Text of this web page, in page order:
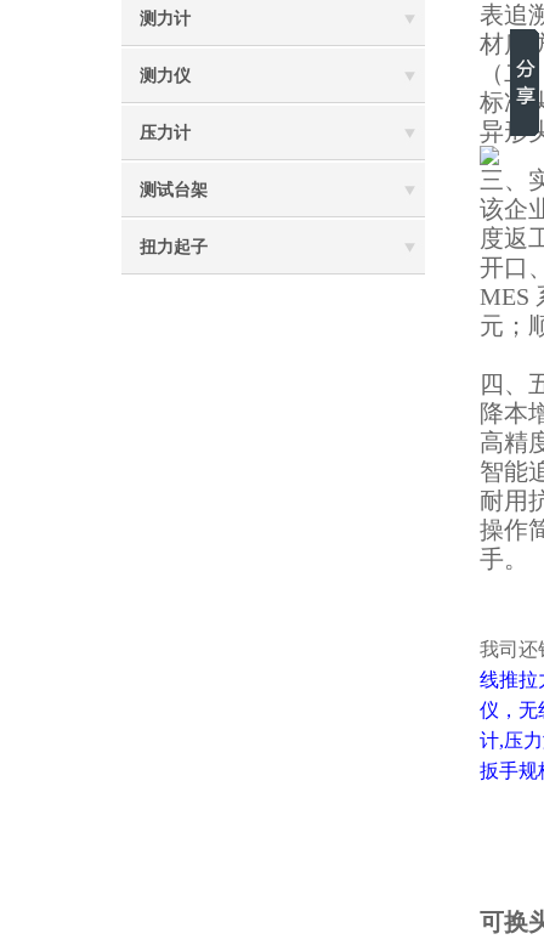
测力计
测力仪
压力计
测试台架
扭力起子
表追
材质
（
标准
异形
三、
该企
度返
开口
MES
元；
四、
降本
高精
智能
耐用
操作
手。
我司还
线推拉
仪 ， 无
计,压
扳手规
可换